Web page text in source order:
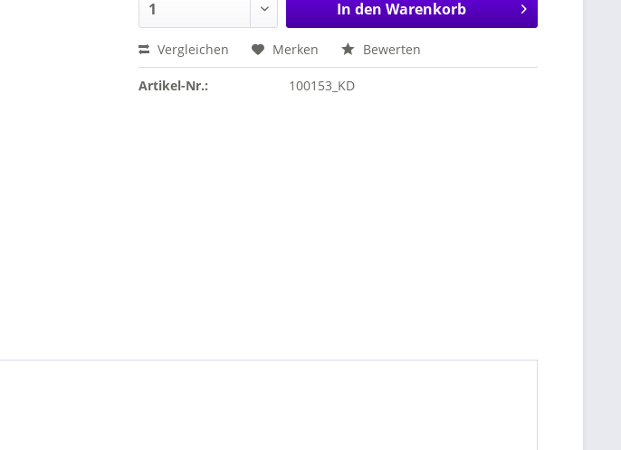
In den Warenkorb
Vergleichen Merken Bewerten
Artikel-Nr.: 100153_KD